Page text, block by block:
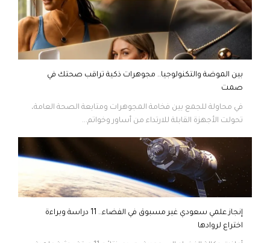
بين الموضة والتكنولوجيا.. مجوهرات ذكية تراقب صحتك في
صمت
في محاولة للجمع بين فخامة المجوهرات ومتابعة الصحة العامة،
تحولت الأجهزة القابلة للارتداء من أساور وخواتم...
إنجاز علمي سعودي غير مسبوق في الفضاء.. 11 دراسة وبراءة
اختراع لروادها